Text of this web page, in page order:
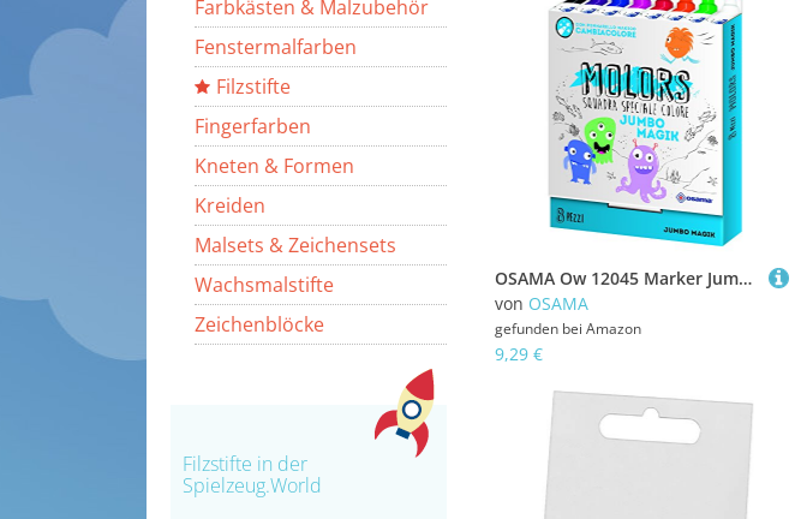
Farbkästen & Malzubehör
Fenstermalfarben
Filzstifte
Fingerfarben
Kneten & Formen
Kreiden
Malsets & Zeichensets
Wachsmalstifte
Zeichenblöcke
Filzstifte in der
Spielzeug.World
OSAMA Ow 12045 Marker Jumbo Magik bunt, 8 Stück
von OSAMA
gefunden bei Amazon
9,29 €